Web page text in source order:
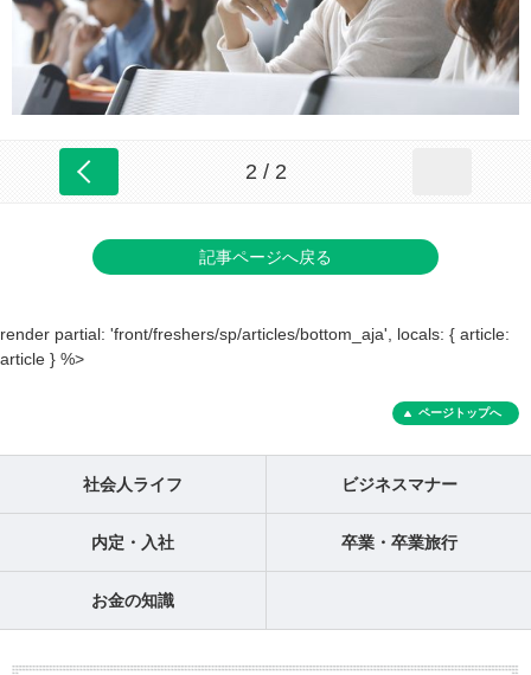
2 / 2
記事ページへ戻る
render partial: 'front/freshers/sp/articles/bottom_aja', locals: { article:
article } %>
ページトップへ
社会人ライフ ビジネスマナー
内定・入社 卒業・卒業旅行
お金の知識